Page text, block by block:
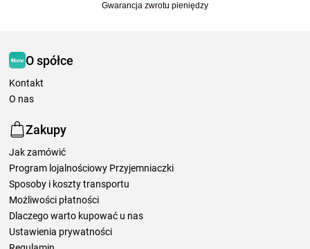
Gwarancja zwrotu pieniędzy
O spółce
Kontakt
O nas
Zakupy
Jak zamówić
Program lojalnościowy Przyjemniaczki
Sposoby i koszty transportu
Możliwości płatności
Dlaczego warto kupować u nas
Ustawienia prywatności